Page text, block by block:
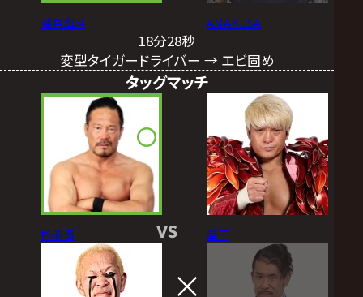
清宮海斗 AMAKUSA
18分28秒
変型タイガードライバー → エビ固め
タッグマッチ
杉浦貴 VS 拳王